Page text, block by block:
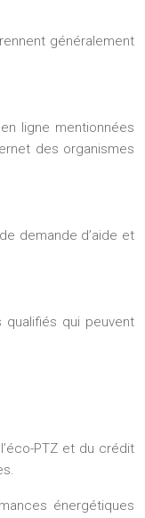
généralement
ligne mentionnées
des organismes
demande d’aide et
qualifiés qui peuvent
PTZ et du crédit
énergétiques